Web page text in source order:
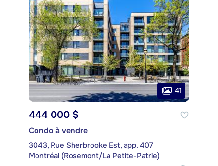
41
444 000 $
Condo à vendre
3043, Rue Sherbrooke Est, app. 407
Montréal (Rosemont/La Petite-Patrie)